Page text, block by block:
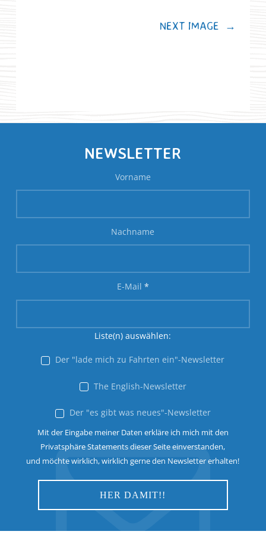
NEXT IMAGE →
NEWSLETTER
Vorname
Nachname
E-Mail *
Liste(n) auswählen:
Der "lade mich zu Fahrten ein"-Newsletter
The English-Newsletter
Der "es gibt was neues"-Newsletter
Mit der Eingabe meiner Daten erkläre ich mich mit den
Privatsphäre Statements dieser Seite einverstanden,
und möchte wirklich, wirklich gerne den Newsletter erhalten!